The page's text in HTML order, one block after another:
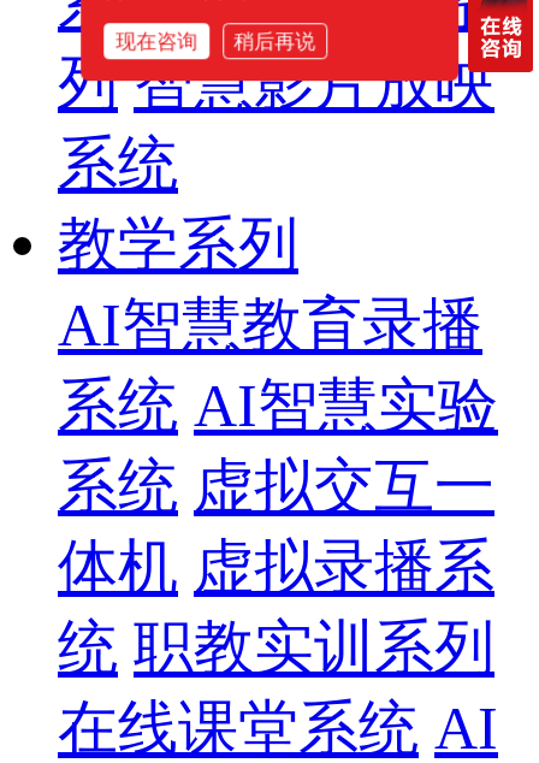
列 智慧影片放映
系统
教学系列
AI智慧教育录播
系统 AI智慧实验
系统 虚拟交互一
体机 虚拟录播系
统 职教实训系列
在线课堂系统 AI
现在咨询 稍后再说